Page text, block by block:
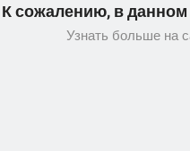
К сожалению, в данном
Узнать больше на